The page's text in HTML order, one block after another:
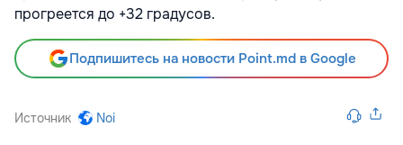
прогреется до +32 градусов.
Подпишитесь на новости Point.md в Google
Источник Noi